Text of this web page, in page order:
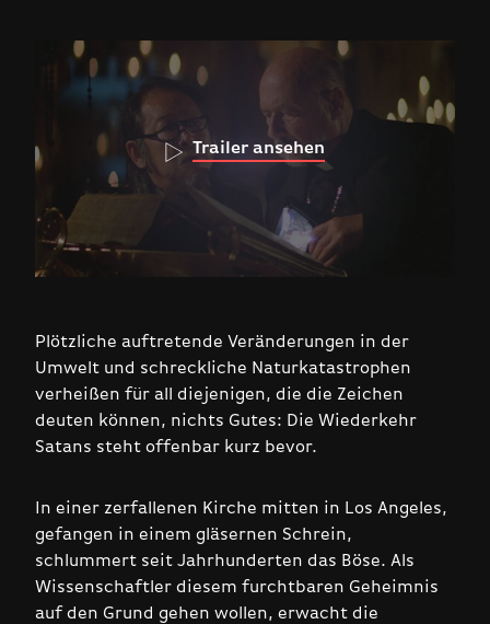
Trailer ansehen
Plötzliche auftretende Veränderungen in der
Umwelt und schreckliche Naturkatastrophen
verheißen für all diejenigen, die die Zeichen
deuten können, nichts Gutes: Die Wiederkehr
Satans steht offenbar kurz bevor.
In einer zerfallenen Kirche mitten in Los Angeles,
gefangen in einem gläsernen Schrein,
schlummert seit Jahrhunderten das Böse. Als
Wissenschaftler diesem furchtbaren Geheimnis
auf den Grund gehen wollen, erwacht die